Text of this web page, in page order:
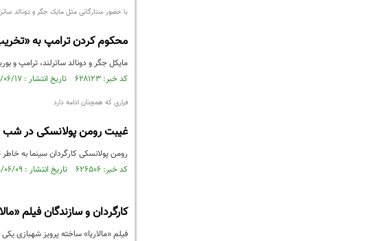
با حضور ستارگانی مثل مایک جگر و دونالد
محکوم کردن ترامپ به
مایکل جگر و دونالد ساترلند، ترامپ و
کد خبر: ۶۲۸۱۲۳ تاریخ انتشار : ۱۳۹۸/۰۶/۱۷
فراری که همچنان ادامه دارد
غیبت رومن پولانسکی در شب
رومن پولانسکی کارگردان سینما به
کد خبر: ۶۲۶۵۰۶ تاریخ انتشار : ۱۳۹۸/۰۶/۰۹
کارگردان و سازندگان فیلم
فیلم «مالاریا» ساخته پرویز شهبازی